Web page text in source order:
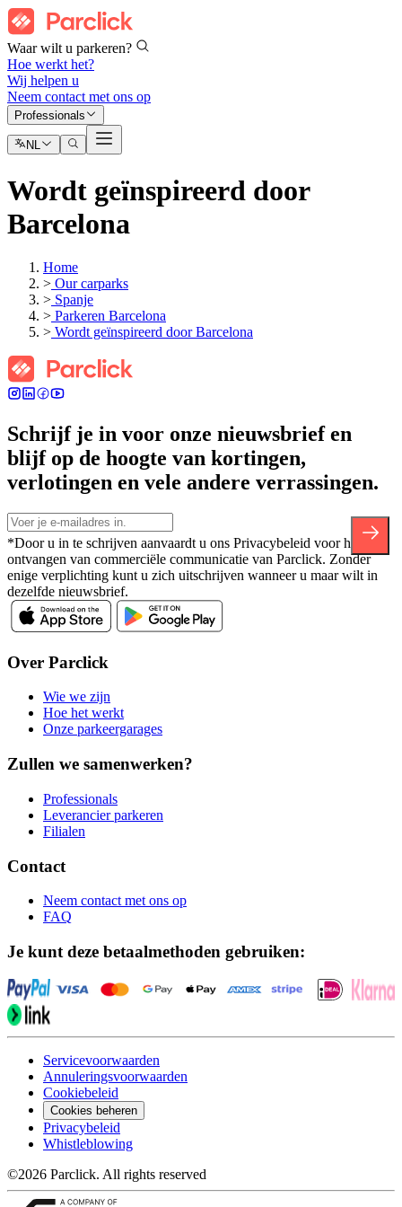
Waar wilt u parkeren?
Hoe werkt het?
Wij helpen u
Neem contact met ons op
Professionals
NL
Wordt geïnspireerd door
Barcelona
Home
> Our carparks
> Spanje
> Parkeren Barcelona
> Wordt geïnspireerd door Barcelona
Schrijf je in voor onze nieuwsbrief en
blijf op de hoogte van kortingen,
verlotingen en vele andere verrassingen.
*Door u in te schrijven aanvaardt u ons Privacybeleid voor het
ontvangen van commerciële communicatie van Parclick. Zonder
enige verplichting kunt u zich uitschrijven wanneer u maar wilt in
dezelfde nieuwsbrief.
Over Parclick
Wie we zijn
Hoe het werkt
Onze parkeergarages
Zullen we samenwerken?
Professionals
Leverancier parkeren
Filialen
Contact
Neem contact met ons op
FAQ
Je kunt deze betaalmethoden gebruiken:
Servicevoorwaarden
Annuleringsvoorwaarden
Cookiebeleid
Cookies beheren
Privacybeleid
Whistleblowing
©2026 Parclick. All rights reserved